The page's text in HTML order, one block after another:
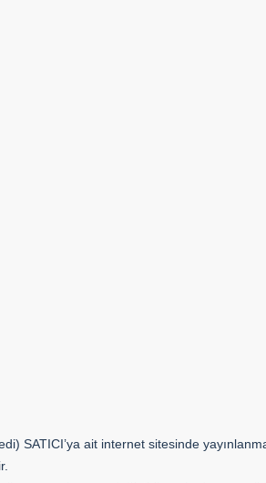
ait internet sitesinde